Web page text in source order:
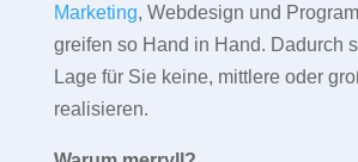
Marketing, Webdesign und
greifen so Hand in Hand. Dadurch
Lage für Sie keine, mittlere oder
realisieren.